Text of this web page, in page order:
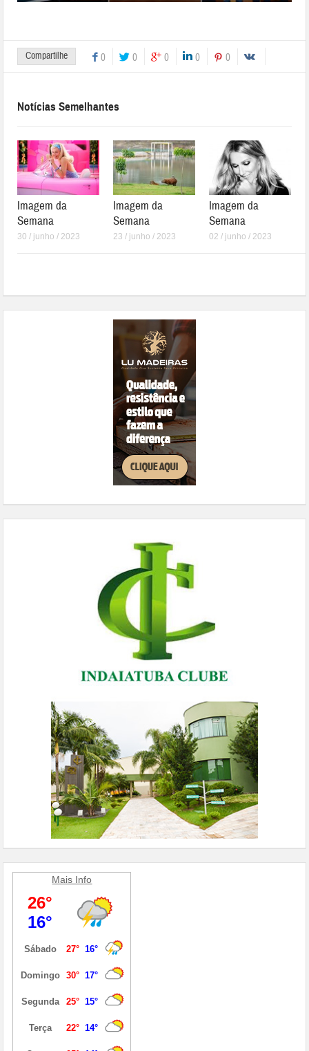
Compartilhe 0 0 0 0 0
Notícias Semelhantes
Imagem da
Semana
30 / junho / 2023
Imagem da
Semana
23 / junho / 2023
Imagem da
Semana
02 / junho / 2023
Mais Info